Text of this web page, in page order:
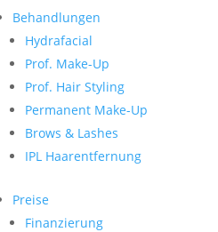
Behandlungen
Hydrafacial
Prof. Make-Up
Prof. Hair Styling
Permanent Make-Up
Brows & Lashes
IPL Haarentfernung
Preise
Finanzierung
nach:
Neueste Kommentare
Archiv
Kategorien
Keine Kategorien
Meta
Anmelden
Feed der Einträge
WordPress.org
Search